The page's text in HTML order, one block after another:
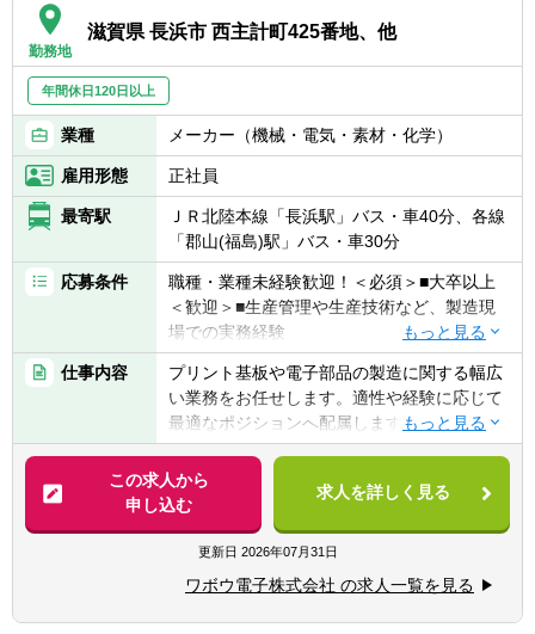
求人情報
勤務地
滋賀県 長浜市 西主計町425番地、他
年間休日120日以上
業種 メーカー（機械・電気・素材・化学）
雇用形態 正社員
最寄駅
ＪＲ北陸本線「長浜駅」バス・車40分、各線
「郡山(福島)駅」バス・車30分
応募条件
職種・業種未経験歓迎！＜必須＞■大卒以上
＜歓迎＞■生産管理や生産技術など、製造現
場での実務経験
＜必須条件＞
■大学卒業以上の方
＜歓迎条件＞
■生産管理や生産技術など、製造現場での実
務経験
＼こんな方からのご応募お待ちしております
★新しい知識や技術を積極的に吸収する意欲
仕事内容
プリント基板や電子部品の製造に関する幅広
い業務をお任せします。適性や経験に応じて
最適なポジションへ配属します。
具体的には
プリント基板や電子部品の製造を手がける当
社にて、製造に関する業務全般を担っていた
■顧客と打ち合わせを行う製造工程の管理
■社内の生産調整を行う実装工程の管理
■生産効率の向上を目指す製造監督
この求人から
申し込む
求人を詳しく見る
更新日 2026年07月31日
ワボウ電子株式会社 の求人一覧を見る